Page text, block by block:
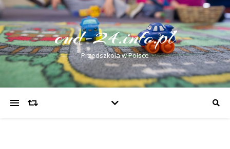
cud-24.info.pl
Przedszkola w Polsce